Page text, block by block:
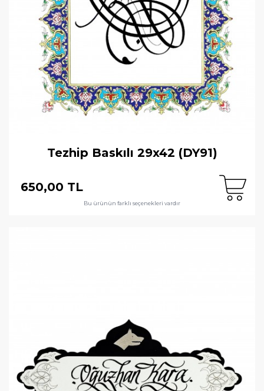
Tezhip Baskılı 29x42 (DY91)
650,00 TL
Bu ürünün farklı seçenekleri vardır